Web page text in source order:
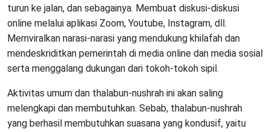
turun ke jalan, dan sebagainya. Membuat diskusi-diskusi
online melalui aplikasi Zoom, Youtube, Instagram, dll.
Memviralkan narasi-narasi yang mendukung khilafah dan
mendeskriditkan pemerintah di media online dan media sosial
serta menggalang dukungan dari tokoh-tokoh sipil.
Aktivitas umum dan thalabun-nushrah ini akan saling
melengkapi dan membutuhkan. Sebab, thalabun-nushrah
yang berhasil membutuhkan suasana yang kondusif, yaitu